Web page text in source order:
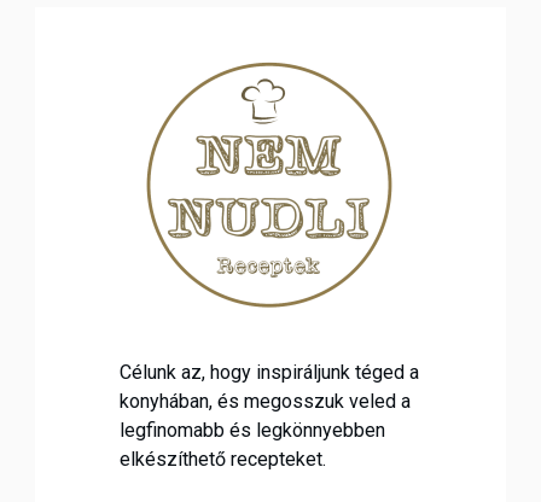
Célunk az, hogy inspiráljunk téged a
konyhában, és megosszuk veled a
legfinomabb és legkönnyebben
elkészíthető recepteket.